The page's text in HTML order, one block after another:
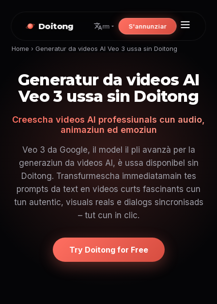
Doitong rm S'annunziar
Home › Generatur da videos AI Veo 3 ussa sin Doitong
Generatur da videos AI
Veo 3 ussa sin Doitong
Creescha videos AI professiunals cun audio,
animaziun ed emoziun
Veo 3 da Google, il model il pli avanzà per la
generaziun da videos AI, è ussa disponibel sin
Doitong. Transfurmescha immediatamain tes
prompts da text en videos curts fascinants cun
tun autentic, visuals reals e dialogs sincronisads
– tut cun in clic.
Try Doitong for Free